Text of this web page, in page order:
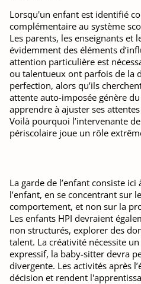
Lorsqu'un enfant est identifié
complémentaire au système
Les parents, les enseignants et
évidemment des éléments
attention particulière est
ou talentueux ont parfois de la
perfection, alors qu’ils
attente auto-imposée génère
apprendre à ajuster ses
Voilà pourquoi l’intervenante de
périscolaire joue un rôle
La garde de l’enfant consiste ici
l’enfant, en se concentrant sur
comportement, et non sur la
Les enfants HPI devraient
non structurés, explorer des
talent. La créativité nécessite
expressif, la baby-sitter devra
divergente. Les activités après
décision et rendent